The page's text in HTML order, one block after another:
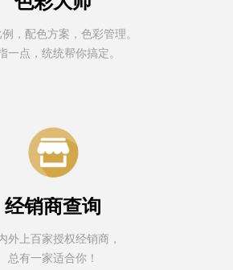
，配色方案，色彩管理。
一点，统统帮你搞定。
经销商查询
外上百家授权经销商，
总有一家适合你！